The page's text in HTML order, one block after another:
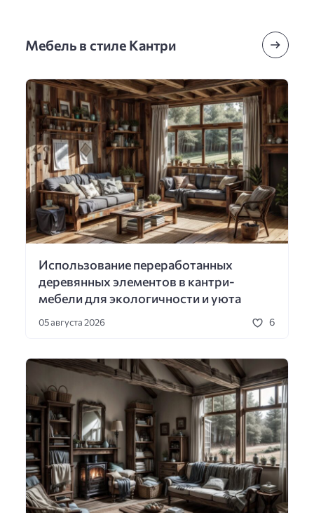
Мебель в стиле Кантри
Использование переработанных
деревянных элементов в кантри-
мебели для экологичности и уюта
05 августа 2026 6